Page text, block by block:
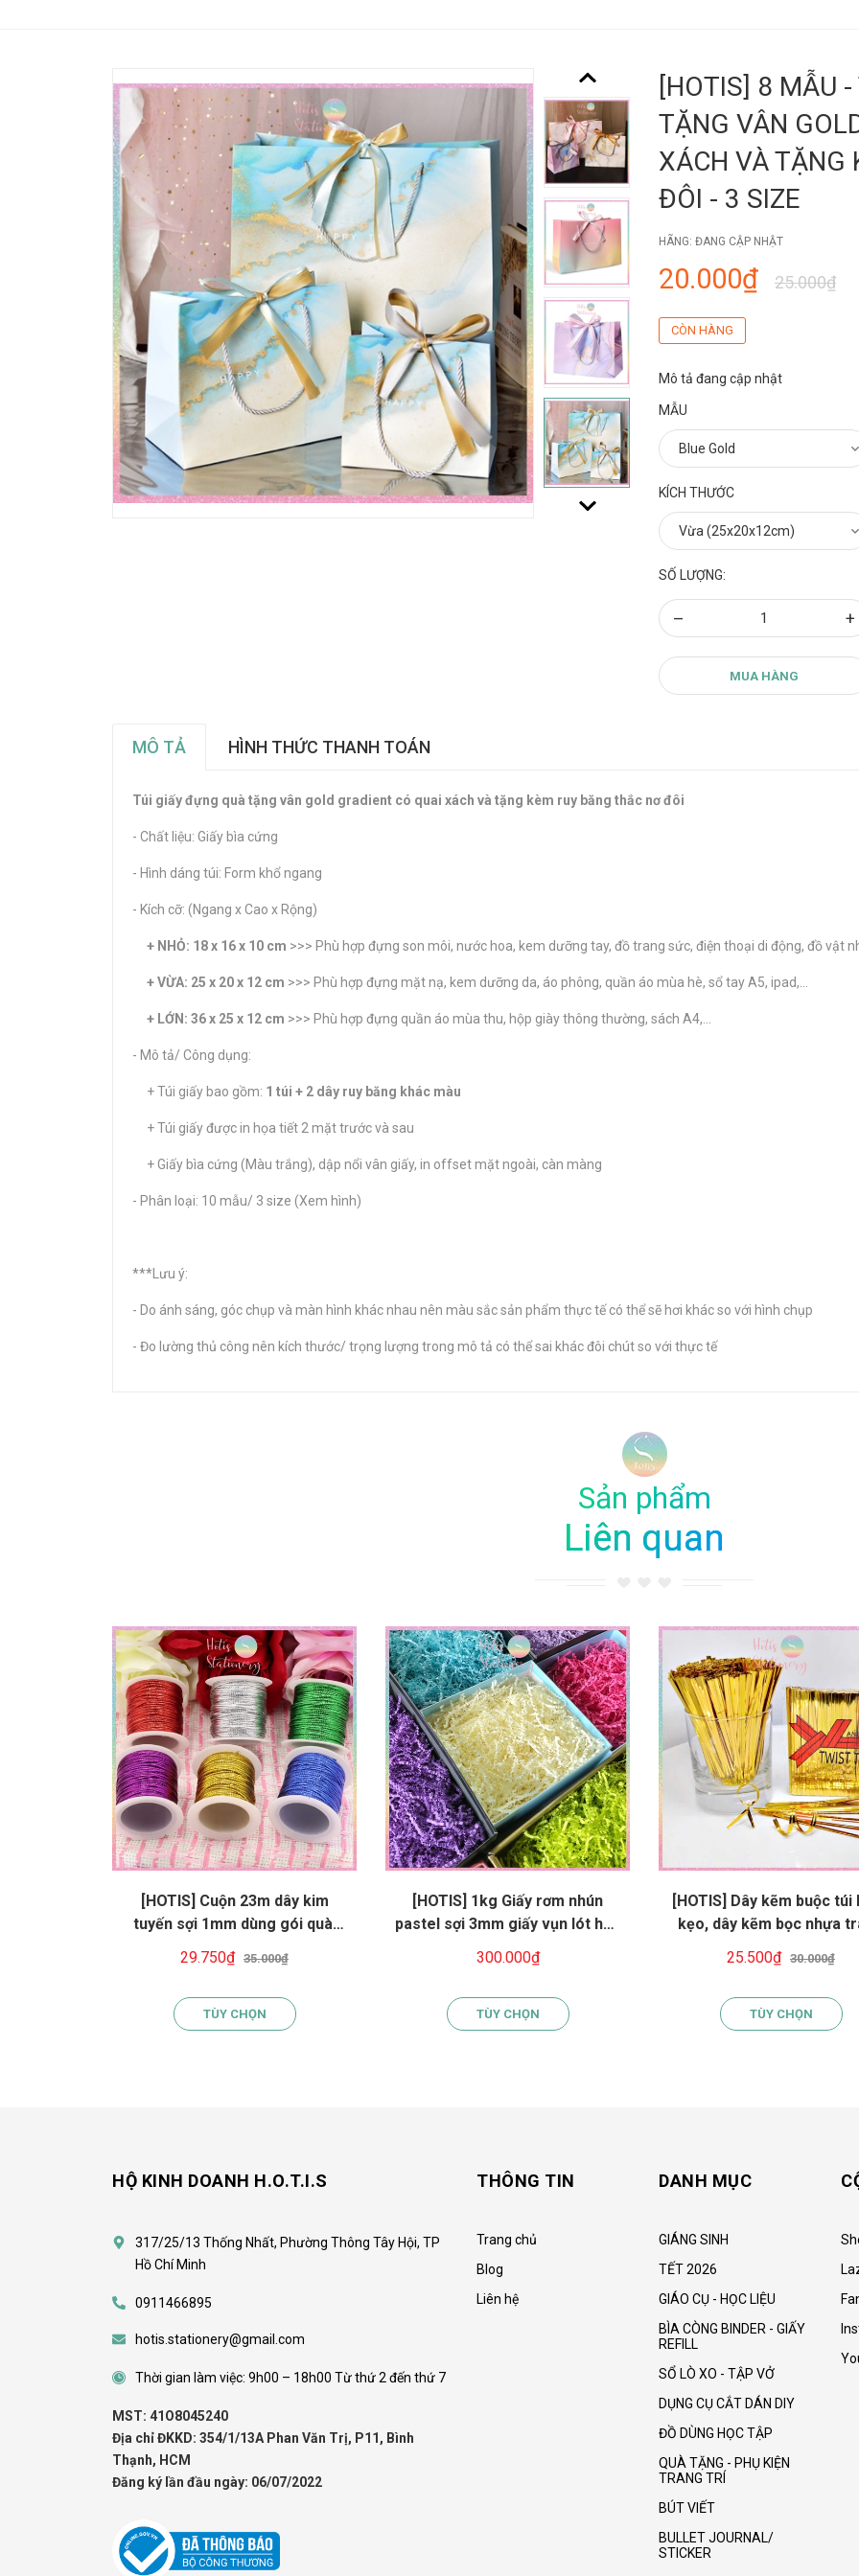
[HOTIS] 8 MẪU
TẶNG VÂN
XÁCH VÀ TẶNG
ĐÔI - 3 SIZE
HÃNG: ĐANG CẬP NHẬT
20.000₫ 25.000₫
CÒN HÀNG
Mô tả đang cập nhật
MẪU
KÍCH THƯỚC
SỐ LƯỢNG:
– +
MUA HÀNG
MÔ TẢ HÌNH THỨC THANH TOÁN
Túi giấy đựng quà tặng vân gold gradient có quai xách và tặng kèm ruy băng thắc nơ đôi
- Chất liệu: Giấy bìa cứng
- Hình dáng túi: Form khổ ngang
- Kích cỡ: (Ngang x Cao x Rộng)
+ NHỎ: 18 x 16 x 10 cm >>> Phù hợp đựng son môi, nước hoa, kem dưỡng tay, đồ trang sức, điện thoại di động, đồ vật
+ VỪA: 25 x 20 x 12 cm >>> Phù hợp đựng mặt nạ, kem dưỡng da, áo phông, quần áo mùa hè, sổ tay A5, ipad,...
+ LỚN: 36 x 25 x 12 cm >>> Phù hợp đựng quần áo mùa thu, hộp giày thông thường, sách A4,...
- Mô tả/ Công dụng:
+ Túi giấy bao gồm: 1 túi + 2 dây ruy băng khác màu
+ Túi giấy được in họa tiết 2 mặt trước và sau
+ Giấy bìa cứng (Màu trắng), dập nổi vân giấy, in offset mặt ngoài, càn màng
- Phân loại: 10 mẫu/ 3 size (Xem hình)
***Lưu ý:
- Do ánh sáng, góc chụp và màn hình khác nhau nên màu sắc sản phẩm thực tế có thể sẽ hơi khác so với hình chụp
- Đo lường thủ công nên kích thước/ trọng lượng trong mô tả có thể sai khác đôi chút so với thực tế
Sản phẩm
Liên quan
[HOTIS] Cuộn 23m dây kim
tuyến sợi 1mm dùng gói quà,
treo tag, gói quà Tết, quà
Giáng Sinh
29.750₫ 35.000₫
TÙY CHỌN
[HOTIS] 1kg Giấy rơm nhún
pastel sợi 3mm giấy vụn lót hộp
quà giấy rơm màu pastel ngọt
300.000₫
TÙY CHỌN
[HOTIS] Dây kẽm buộc túi
kẹo, dây kẽm bọc nhựa
trí, gói quà
25.500₫ 30.000₫
TÙY CHỌN
HỘ KINH DOANH H.O.T.I.S
317/25/13 Thống Nhất, Phường Thông Tây Hội, TP
Hồ Chí Minh
0911466895
hotis.stationery@gmail.com
Thời gian làm việc: 9h00 – 18h00 Từ thứ 2 đến thứ 7
MST: 41O8045240
Địa chỉ ĐKKD: 354/1/13A Phan Văn Trị, P11, Bình
Thạnh, HCM
Đăng ký lần đầu ngày: 06/07/2022
THÔNG TIN
Trang chủ
Blog
Liên hệ
DANH MỤC
GIÁNG SINH
TẾT 2026
GIÁO CỤ - HỌC LIỆU
BÌA CÒNG BINDER - GIẤY
REFILL
SỔ LÒ XO - TẬP VỞ
DỤNG CỤ CẮT DÁN DIY
ĐỒ DÙNG HỌC TẬP
QUÀ TẶNG - PHỤ KIỆN
TRANG TRÍ
BÚT VIẾT
BULLET JOURNAL/
STICKER